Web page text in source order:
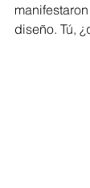
diseño. Tú,